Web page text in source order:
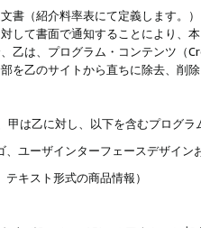
書（紹介料率表にて定義します。
して書面で通知することにより、
乙は、プログラム・コンテンツ（
を乙のサイトから直ちに除去、削
甲は乙に対し、以下を含むプログ
、ユーザインターフェースデザイ
キスト形式の商品情報）